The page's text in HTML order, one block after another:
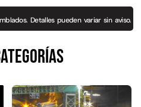
Detalles pueden variar sin aviso.